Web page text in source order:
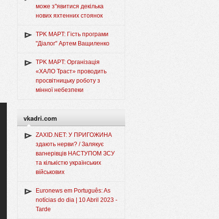
може з"явитися декілька
нових яхтенних стоянок
TPK MAPT: Гість програми
"Діалог" Артем Ващиленко
TPK MAPT: Організація
«ХАЛО Траст» проводить
просвітницьку роботу з
мінної небезпеки
vkadri.com
ZAXID.NET: У ПРИГОЖИНА
здають нерви? / Залякує
вагнерівців НАСТУПОМ ЗСУ
та кількістю українських
військових
Euronews em Português: As
notícias do dia | 10 Abril 2023 -
Tarde